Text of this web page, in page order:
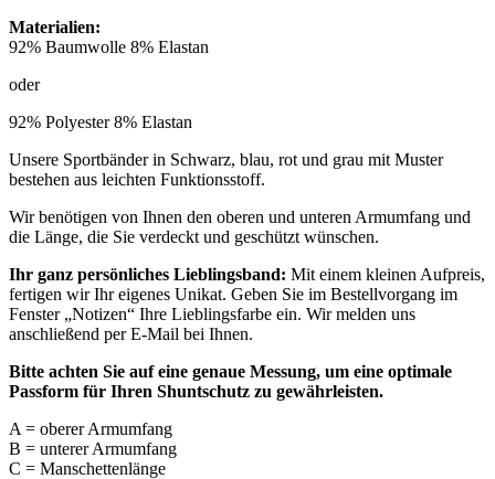
Materialien:
92% Baumwolle 8% Elastan
oder
92% Polyester 8% Elastan
Unsere Sportbänder in Schwarz, blau, rot und grau mit Muster
bestehen aus leichten Funktionsstoff.
Wir benötigen von Ihnen den oberen und unteren Armumfang und
die Länge, die Sie verdeckt und geschützt wünschen.
Ihr ganz persönliches Lieblingsband: Mit einem kleinen Aufpreis,
fertigen wir Ihr eigenes Unikat. Geben Sie im Bestellvorgang im
Fenster „Notizen“ Ihre Lieblingsfarbe ein. Wir melden uns
anschließend per E-Mail bei Ihnen.
Bitte achten Sie auf eine genaue Messung, um eine optimale
Passform für Ihren Shuntschutz zu gewährleisten.
A = oberer Armumfang
B = unterer Armumfang
C = Manschettenlänge